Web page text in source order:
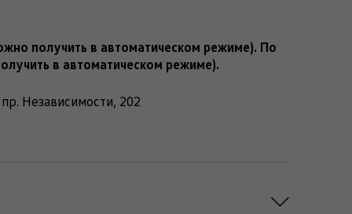
получить в автоматическом режиме). По
в автоматическом режиме).
Независимости, 202